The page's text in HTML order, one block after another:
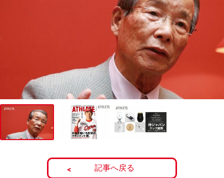
記事へ戻る